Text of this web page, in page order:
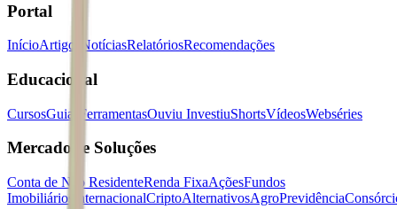
Portal
InícioArtigos NotíciasRelatóriosRecomendações
Educacional
CursosGuias FerramentasOuviu InvestiuShortsVídeosWebséries
Mercados e Soluções
Conta de Não ResidenteRenda FixaAçõesFundos
Imobiliários
InternacionalCriptoAlternativosAgroPrevidência